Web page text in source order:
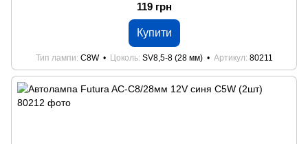
119 грн
Купити
Тип лампи C8W Цоколь SV8,5-8 (28 мм) Артикул 80211